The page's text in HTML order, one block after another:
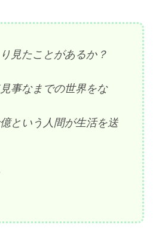
見たことがあるか？
事なまでの世界をな
という人間が生活を送